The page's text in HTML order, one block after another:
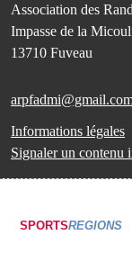
Association des
Impasse de la
13710 Fuveau
Informations légales
Signaler un contenu
SPORTSREGIONS